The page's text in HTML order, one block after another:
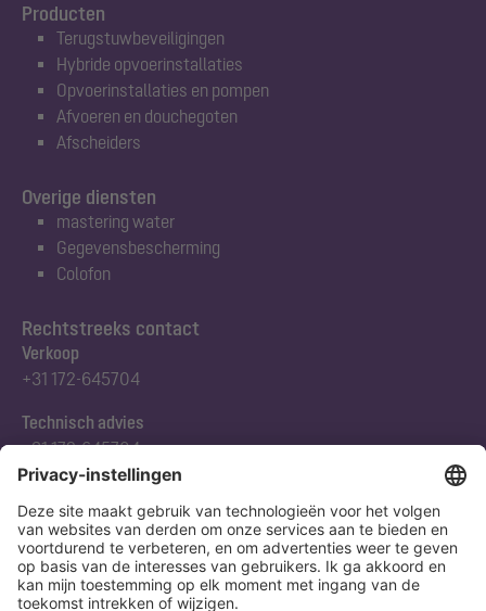
Producten
Terugstuwbeveiligingen
Hybride opvoerinstallaties
Opvoerinstallaties en pompen
Afvoeren en douchegoten
Afscheiders
Rechtstreeks contact
Verkoop
+31 172-645704
Technisch advies
+31 172-645704
Abonneert u zich op onze nieuwsbrief
Nu aanmelden
Overige diensten
mastering water
Gegevensbescherming
Colofon